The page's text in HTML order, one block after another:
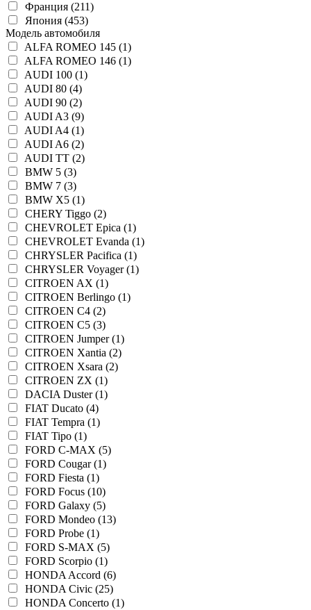
Франция (211)
Япония (453)
Модель автомобиля
ALFA ROMEO 145 (1)
ALFA ROMEO 146 (1)
AUDI 100 (1)
AUDI 80 (4)
AUDI 90 (2)
AUDI A3 (9)
AUDI A4 (1)
AUDI A6 (2)
AUDI TT (2)
BMW 5 (3)
BMW 7 (3)
BMW X5 (1)
CHERY Tiggo (2)
CHEVROLET Epica (1)
CHEVROLET Evanda (1)
CHRYSLER Pacifica (1)
CHRYSLER Voyager (1)
CITROEN AX (1)
CITROEN Berlingo (1)
CITROEN C4 (2)
CITROEN C5 (3)
CITROEN Jumper (1)
CITROEN Xantia (2)
CITROEN Xsara (2)
CITROEN ZX (1)
DACIA Duster (1)
FIAT Ducato (4)
FIAT Tempra (1)
FIAT Tipo (1)
FORD C-MAX (5)
FORD Cougar (1)
FORD Fiesta (1)
FORD Focus (10)
FORD Galaxy (5)
FORD Mondeo (13)
FORD Probe (1)
FORD S-MAX (5)
FORD Scorpio (1)
HONDA Accord (6)
HONDA Civic (25)
HONDA Concerto (1)